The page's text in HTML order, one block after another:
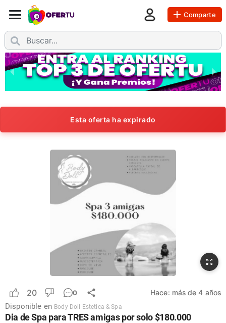
Comparte
Esta oferta ha expirado
20 0 Hace: más de 4 años
Disponible en Body Doll Estetica & Spa
Dia de Spa para TRES amigas por solo $180.000